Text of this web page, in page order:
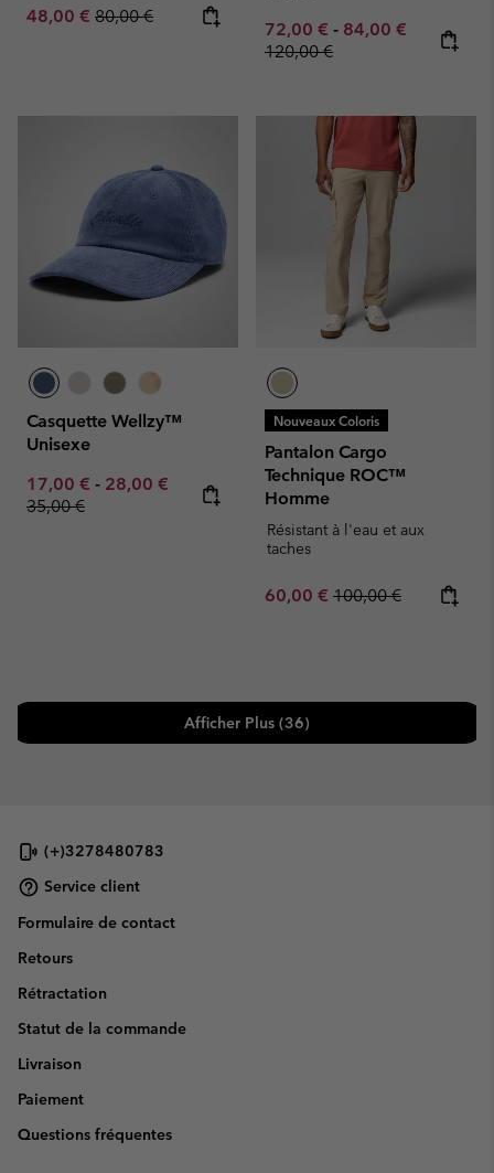
Sale price:
48,00 € Regular price:
80,00 €
Minimum sale price:
72,00 € - Maximum sale
84,00 € Regular
120,00 €
Casquette Wellzy™
Unisexe
Minimum sale price:
17,00 € - Maximum sale price:
28,00 € Regular price:
35,00 €
Nouveaux Coloris
Pantalon Cargo
Technique ROC™
Homme
Résistant à l'eau et aux
taches
Sale price:
60,00 € Regular price:
100,00 €
Afficher Plus (36)
(+)3278480783
Service client
Formulaire de contact
Retours
Rétractation
Statut de la commande
Livraison
Paiement
Questions fréquentes